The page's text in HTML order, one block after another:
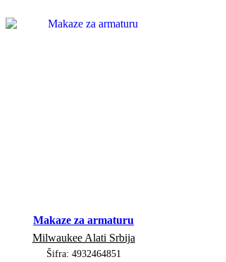
Makaze za armaturu
Milwaukee Alati Srbija
Šifra: 4932464851